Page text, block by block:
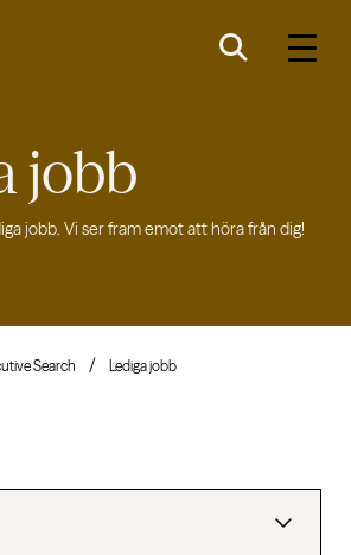
jobb
jobb. Vi ser fram emot att höra från dig!
Search Lediga jobb